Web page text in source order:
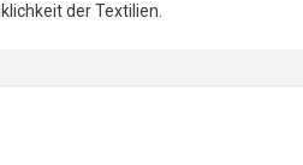
der Textilien.